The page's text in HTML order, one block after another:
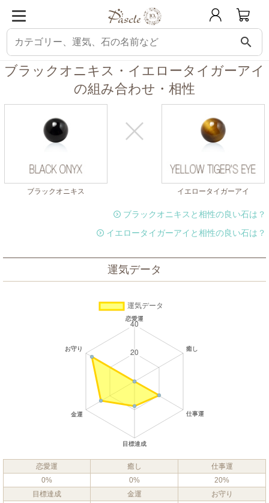
search
パスクル 組み合わせ・相性チェック ブラックオニキスと相性の良い石
ブラックオニキス・イエロータイガーアイ
の組み合わせ・相性
ブラックオニキス イエロータイガーアイ
ブラックオニキスと相性の良い石は？
イエロータイガーアイと相性の良い石は？
運気データ
恋愛運 癒し
仕事運
0%
0%
20%
目標達成
金運
お守り